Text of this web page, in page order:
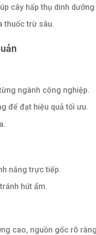
cây hấp thụ dinh dưỡng
thuốc trừ sâu.
ngành công nghiệp.
để đạt hiệu quả tối ưu.
nắng trực tiếp.
hút ẩm.
cao, nguồn gốc rõ